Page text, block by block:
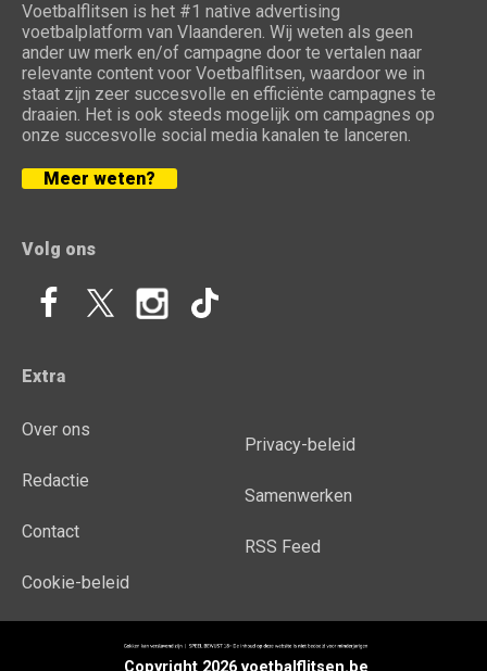
Voetbalflitsen is het #1 native advertising
voetbalplatform van Vlaanderen. Wij weten als geen
ander uw merk en/of campagne door te vertalen naar
relevante content voor Voetbalflitsen, waardoor we in
staat zijn zeer succesvolle en efficiënte campagnes te
draaien. Het is ook steeds mogelijk om campagnes op
onze succesvolle social media kanalen te lanceren.
Meer weten?
Volg ons
Extra
Over ons
Redactie
Contact
Cookie-beleid
Privacy-beleid
Samenwerken
RSS Feed
Copyright 2026 voetbalflitsen.be